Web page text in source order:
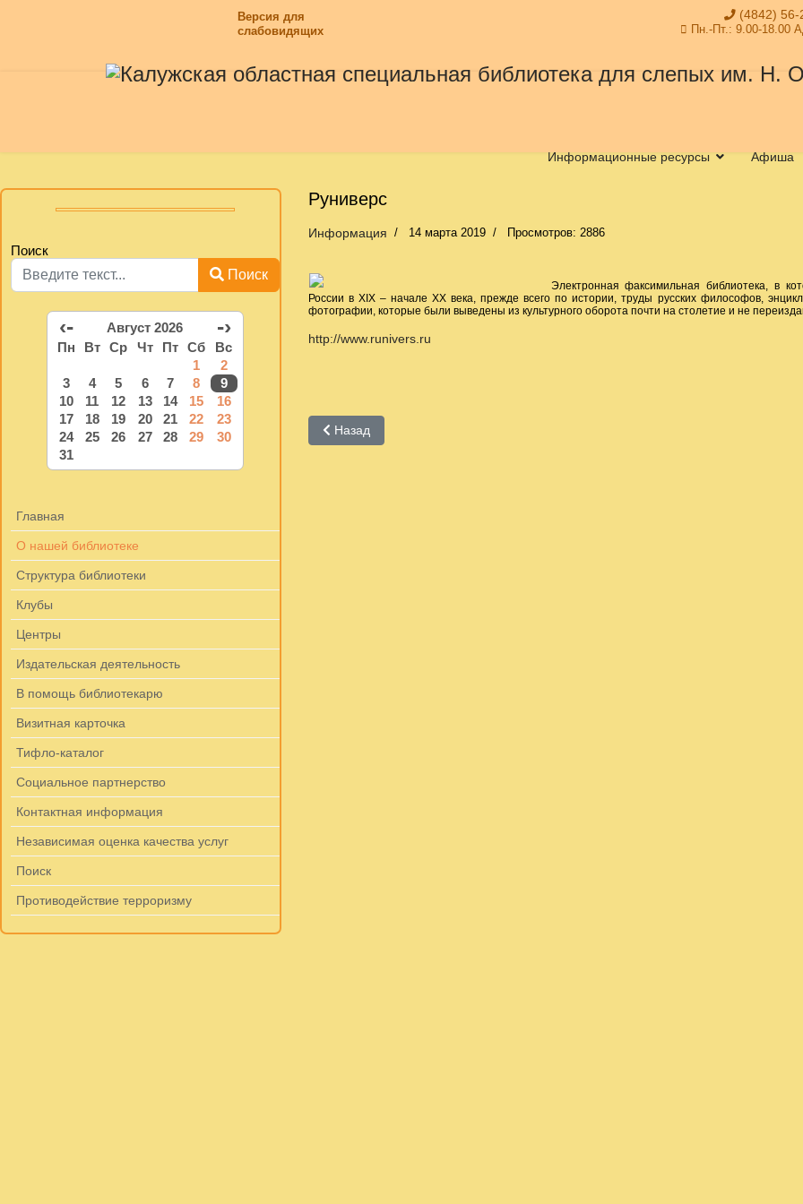
Версия для
слабовидящих
(4842) 56-
Пн.-Пт.: 9.00-18.00
Информационные ресурсы Афиша
Поиск
Поиск
‹- Август 2026 -›
Пн Вт Ср Чт Пт Сб
Вс
1
2
3
4 5 6 7 8
9
10
11 12 13 14 15
16
17
18 19 20 21 22
23
24
25 26 27 28 29
30
31
Главная
О нашей библиотеке
Структура библиотеки
Клубы
Центры
Издательская деятельность
В помощь библиотекарю
Визитная карточка
Тифло-каталог
Социальное партнерство
Контактная информация
Независимая оценка качества услуг
Поиск
Противодействие терроризму
Руниверс
Информация 14 марта 2019 Просмотров: 2886
Электронная факсимильная библиотека, в
России в ХIХ – начале ХХ века, прежде всего по истории, труды русских философов,
фотографии, которые были выведены из культурного оборота почти на столетие и не
http://www.runivers.ru
Предыдущий: Список
Назад